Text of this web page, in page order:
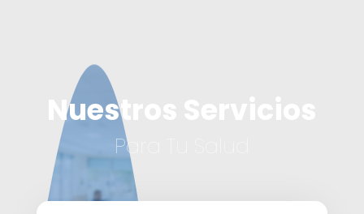
Nuestros Servicios
Para Tu Salud